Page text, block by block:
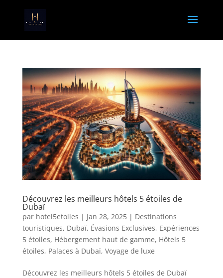
Découvrez les meilleurs hôtels 5 étoiles de
Dubaï
par hotel5etoiles | Jan 28, 2025| Destinations
touristiques, Dubaï, Évasions Exclusives, Expériences
5 étoiles, Hébergement haut de gamme, Hôtels 5
étoiles, Palaces à Dubaï, Voyage de luxe
Découvrez les meilleurs hôtels 5 étoiles de Dubaï